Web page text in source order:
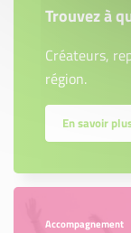
Trouvez à
Créateurs,
région.
En savoir
Accompagnement